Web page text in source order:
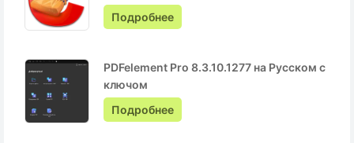
Подробнее
PDFelement Pro 8.3.10.1277 на Русском с
ключом
Подробнее